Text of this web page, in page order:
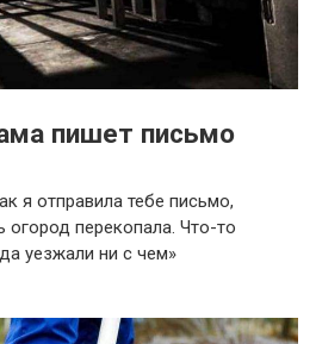
пишет письмо
я отправила тебе письмо,
огород перекопала. Что-то
уезжали ни с чем»